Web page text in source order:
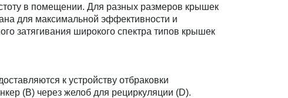
в помещении. Для разных размеров крышек
для максимальной эффективности и
затягивания широкого спектра типов крышек
к устройству отбраковки
(B) через желоб для рециркуляции (D).